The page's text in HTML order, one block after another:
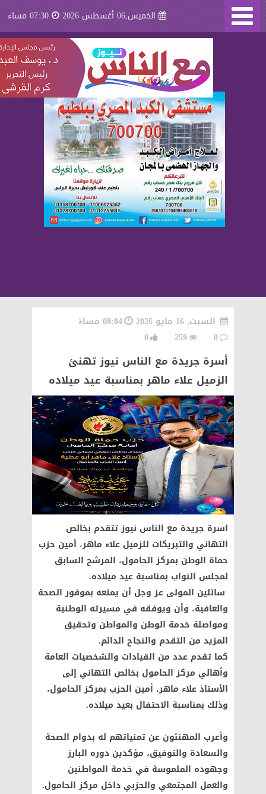
الخميس,06 أغسطس 2026 07:30 مساء
السبت, 16 مايو 2026
08:04 مساءً
0
259
0
أسرة جريدة مع الناس نيوز تهنئ
الزميل علاء ماهر بمناسبة عيد ميلاده
اسرة جريدة مع الناس نيوز تتقدم بخالص
التهاني والتبريكات للزميل علاء ماهر، أمين حزب
حماة الوطن بمركز الحامول، المرشح السابق
لمجلس النواب بمناسبة عيد ميلاده.
سائلين المولى عز وجل أن يمتعه بموفور الصحة
والعافية، وأن ويوفقه في مسيرته الوطنية
ومواصلة خدمة الوطن والمواطن وتحقيق
المزيد من التقدم والنجاح الدائم.
كما تقدم عدد من القيادات والشخصيات العامة
وأهالي مركز الحامول بخالص التهاني إلى
الأستاذ علاء ماهر، أمين الحزب بمركز الحامول،
وذلك بمناسبة الاحتفال بعيد ميلاده.
وأعرب المهنئون عن تمنياتهم له بدوام الصحة
والسعادة والتوفيق، مؤكدين دوره البارز
وجهوده الملموسة في خدمة المواطنين
والعمل المجتمعي والحزبي داخل مركز الحامول.